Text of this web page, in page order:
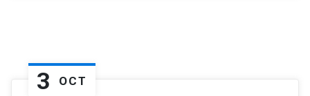
3 OCT